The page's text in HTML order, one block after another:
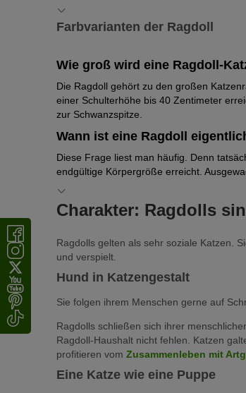
Farbvarianten der Ragdoll
und Schwanz. Eine Weißzeichnung
Jede Fellfarbe kann auch als Pointfarbe
Chocolate-, Lilac-, Red- und Cream-
Offizielle Fellzeichnungen
Die offiziellen Zeichnungsvarianten
Colourpoint:Die Colourpoint zeigt
Fußballen sind rosa. Sie trägt zudem
Maske mit einem umgedrehten V,
Übrigens:Als Point-Katzen
Wie groß wird eine Ragdoll-
Die Ragdoll gehört zu den großen
einer Schulterhöhe bis 40 Zentimeter
zur Schwanzspitze.
Wann ist eine Ragdoll
Diese Frage liest man häufig. Denn
endgültige Körpergröße erreicht.
Charakter: Ragdolls
Ragdolls gelten als sehr soziale Katzen.
und verspielt.
Hund in Katzengestalt
Sie folgen ihrem Menschen gerne auf
Ragdolls schließen sich ihrer
Ragdoll-Haushalt nicht fehlen. Katzen
profitieren vom Zusammenleben mit
Eine Katze wie eine Puppe